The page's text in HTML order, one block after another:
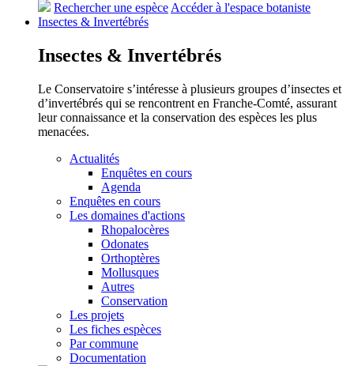
Rechercher une espèceAccéder à l'espace botaniste
Insectes & Invertébrés
Insectes & Invertébrés
Le Conservatoire s’intéresse à plusieurs groupes d’insectes et
d’invertébrés qui se rencontrent en Franche-Comté, assurant
leur connaissance et la conservation des espèces les plus
menacées.
Actualités
Enquêtes en cours
Agenda
Enquêtes en cours
Les domaines d'actions
Rhopalocères
Odonates
Orthoptères
Mollusques
Autres
Conservation
Les projets
Les fiches espèces
Par commune
Documentation